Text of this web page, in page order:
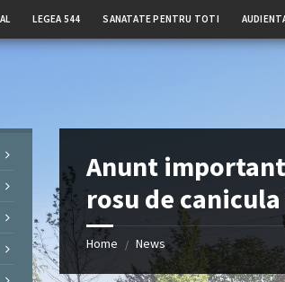
LEGEA 544 SANATATE PENTRU TOTI
Anunt
rosu de
Home / News